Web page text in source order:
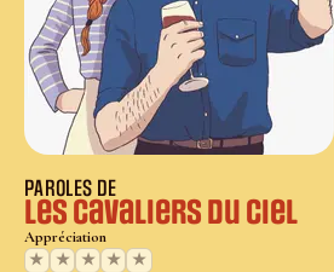
PAROLES DE
Les cavaliers du ciel
Appréciation
★
★ ★ ★ ★